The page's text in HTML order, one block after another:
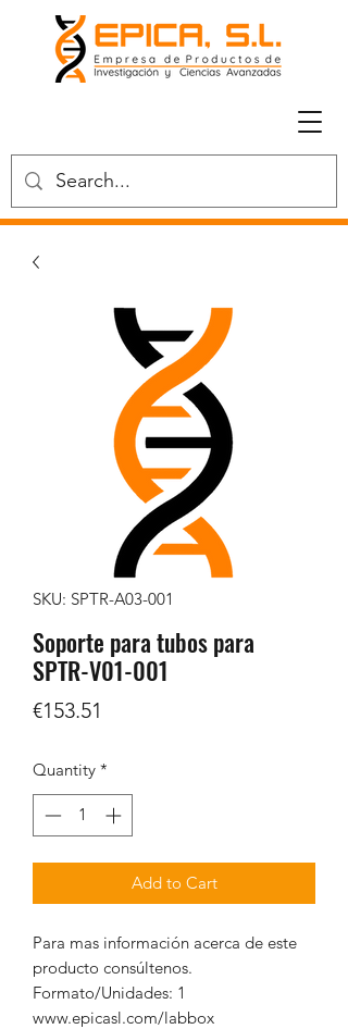
SKU: SPTR-A03-001
Soporte para tubos para
SPTR-V01-001
€153.51
Quantity *
Add to Cart
Para mas información acerca de este
producto consúltenos.
Formato/Unidades: 1
www.epicasl.com/labbox